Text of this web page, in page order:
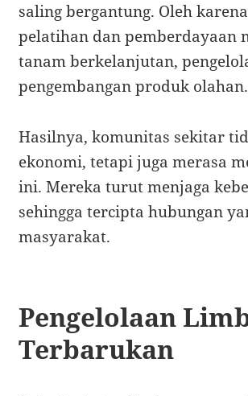
saling bergantung. Oleh
pelatihan dan pemberdayaan
tanam berkelanjutan,
pengembangan produk olahan.
Hasilnya, komunitas sekitar
ekonomi, tetapi juga merasa
ini. Mereka turut menjaga
sehingga tercipta hubungan
masyarakat.
Pengelolaan
Terbarukan